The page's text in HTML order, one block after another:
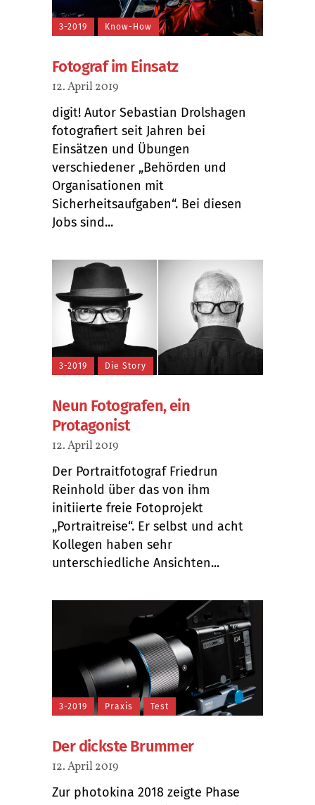
3-2019 Know-How
Fotograf im Einsatz
12. April 2019
digit! Autor Sebastian Drolshagen
fotografiert seit Jahren bei
Einsätzen und Übungen
verschiedener „Behörden und
Organisationen mit
Sicherheitsaufgaben“. Bei diesen
Jobs sind...
3-2019 Die Story
Neun Fotografen, ein
Protagonist
12. April 2019
Der Portraitfotograf Friedrun
Reinhold über das von ihm
initiierte freie Fotoprojekt
„Portraitreise“. Er selbst und acht
Kollegen haben sehr
unterschiedliche Ansichten...
3-2019 Praxis Test
Der dickste Brummer
12. April 2019
Zur photokina 2018 zeigte Phase